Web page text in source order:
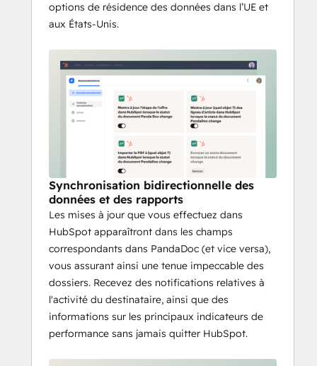
options de résidence des données dans l’UE et
aux États-Unis.
Synchronisation bidirectionnelle des
données et des rapports
Les mises à jour que vous effectuez dans
HubSpot apparaîtront dans les champs
correspondants dans PandaDoc (et vice versa),
vous assurant ainsi une tenue impeccable des
dossiers. Recevez des notifications relatives à
l'activité du destinataire, ainsi que des
informations sur les principaux indicateurs de
performance sans jamais quitter HubSpot.